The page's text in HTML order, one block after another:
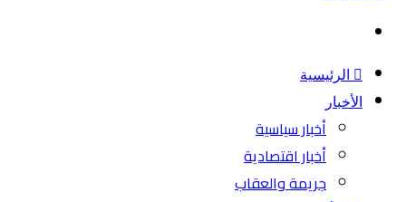
الرئيسية
الأخبار
أخبار سياسية
أخبار اقتصادية
جريمة والعقاب